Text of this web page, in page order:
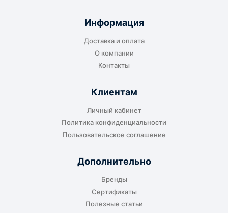
Информация
Доставка и оплата
О компании
Контакты
Клиентам
Личный кабинет
Политика конфиденциальности
Пользовательское соглашение
Дополнительно
Бренды
Сертификаты
Полезные статьи